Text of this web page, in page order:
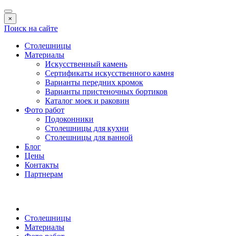
×
Поиск на сайте
Столешницы
Материалы
Искусственный камень
Сертификаты искусственного камня
Варианты передних кромок
Варианты пристеночных бортиков
Каталог моек и раковин
Фото работ
Подоконники
Столешницы для кухни
Столешницы для ванной
Блог
Цены
Контакты
Партнерам
Столешницы
Материалы